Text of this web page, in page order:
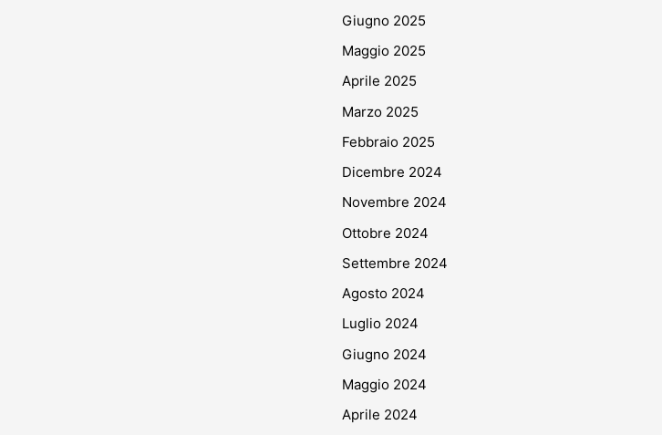
Giugno 2025
Maggio 2025
Aprile 2025
Marzo 2025
Febbraio 2025
Dicembre 2024
Novembre 2024
Ottobre 2024
Settembre 2024
Agosto 2024
Luglio 2024
Giugno 2024
Maggio 2024
Aprile 2024